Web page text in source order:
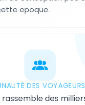
epoque.
DES
des